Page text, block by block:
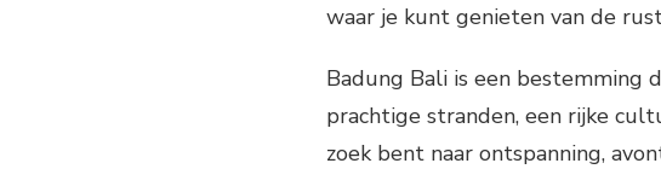
waar je kunt genieten van de
Badung Bali is een bestemming
prachtige stranden, een rijke
zoek bent naar ontspanning,